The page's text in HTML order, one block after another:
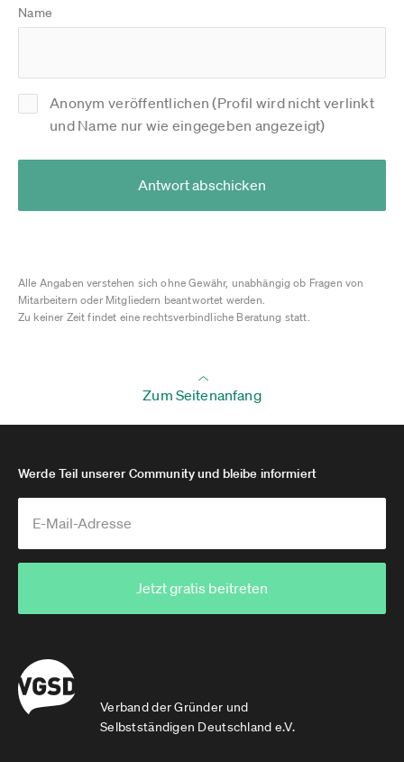
Name
Anonym veröffentlichen (Profil wird nicht verlinkt
und Name nur wie eingegeben angezeigt)
Antwort abschicken
Alle Angaben verstehen sich ohne Gewähr, unabhängig ob Fragen von
Mitarbeitern oder Mitgliedern beantwortet werden.
Zu keiner Zeit findet eine rechtsverbindliche Beratung statt.
Zum Seitenanfang
Verband der Gründer und
Selbstständigen Deutschland e.V.
Werde Teil unserer Community und bleibe informiert
Jetzt gratis beitreten